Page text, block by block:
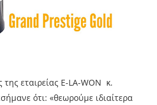
εταιρείας E-LA-WON κ.
ότι: «θεωρούμε ιδιαίτερα